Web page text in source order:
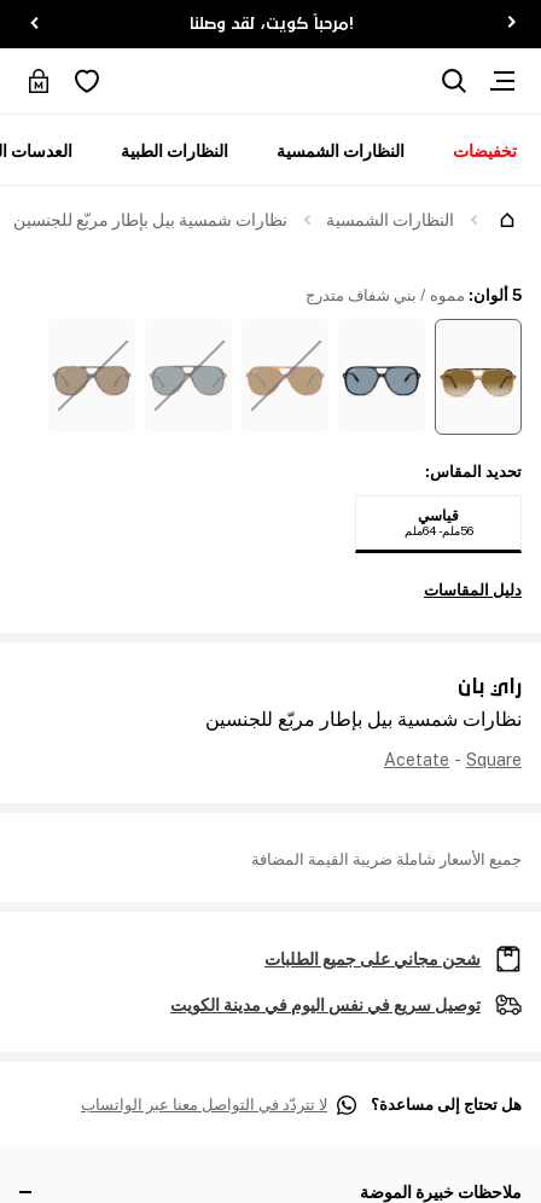
!مرحباً كويت، لقد وصلنا
تخفيضات النظارات الشمسية النظارات الطبية العدسات
النظارات الشمسية نظارات شمسية بيل بإطار مربّع للجنسين
راي بان
نظارات شمسية بيل بإطار مربّع للجنسين
Acetate - Square
جميع الأسعار شاملة ضريبة القيمة المضافة
5 ألوان : مموه / بني شفاف متدرج
تحديد المقاس:
قياسي
56ملم - 64ملم
دليل المقاسات
شحن مجاني على جميع الطلبات
توصيل سريع في نفس اليوم في مدينة الكويت
هل تحتاج إلى مساعدة؟ لا تتردّد في التواصل معنا عبر الواتساب
ملاحظات خبيرة الموضة